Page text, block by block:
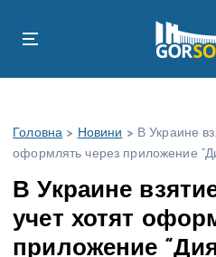
Головна > Новини > В Украине
оформлять через приложение
В Украине
учет хотят
приложение